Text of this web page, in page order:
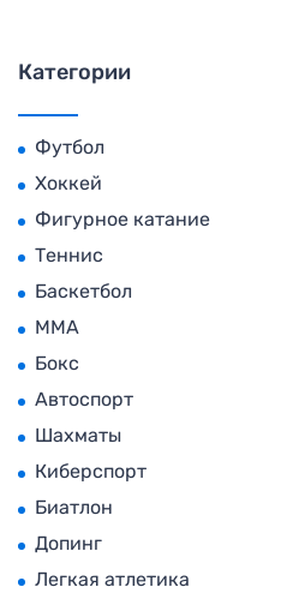
Категории
Футбол
Хоккей
Фигурное катание
Теннис
Баскетбол
MMA
Бокс
Автоспорт
Шахматы
Киберспорт
Биатлон
Допинг
Легкая атлетика